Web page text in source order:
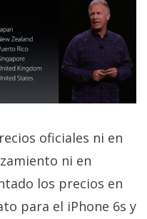
oficiales ni en
ni en
los precios en
para el iPhone 6s y